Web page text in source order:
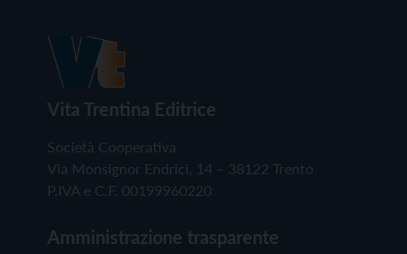
Vita Trentina Editrice
Società Cooperativa
Via Monsignor Endrici, 14 – 38122 Trento
P.IVA e C.F. 00199960220
Amministrazione trasparente